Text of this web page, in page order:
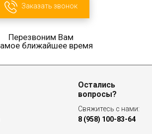
Заказать звонок
Перезвоним Вам
ближайшее время
Остались
вопросы?
Свяжитесь с нами:
8 (958) 100-83-64